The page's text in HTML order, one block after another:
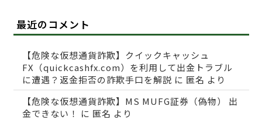
最近のコメント
【危険な仮想通貨詐欺】クイックキャッシュ
FX（quickcashfx.com）を利用して出金トラブル
に遭遇？返金拒否の詐欺手口を解説 に 匿名 より
【危険な仮想通貨詐欺】MS MUFG証券（偽物） 出
金できない！
に 匿名 より